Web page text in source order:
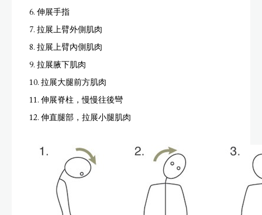
6. 伸展手指
7. 拉展上臂外側肌肉
8. 拉展上臂內側肌肉
9. 拉展腋下肌肉
10. 拉展大腿前方肌肉
11. 伸展脊柱，慢慢往後彎
12. 伸直腿部，拉展小腿肌肉